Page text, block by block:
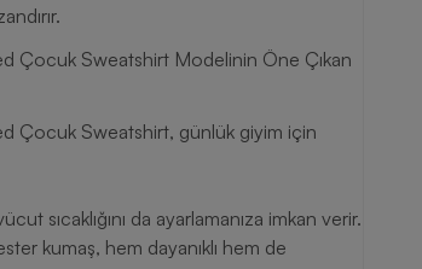
Çocuk Sweatshirt Modelinin Öne Çıkan
Çocuk Sweatshirt, günlük giyim için
sıcaklığını da ayarlamanıza imkan verir.
kumaş, hem dayanıklı hem de